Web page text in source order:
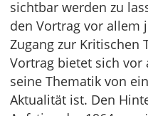
sichtbar werden zu
den Vortrag vor allem
Zugang zur Kritischen
Vortrag bietet sich vor
seine Thematik von
Aktualität ist. Den